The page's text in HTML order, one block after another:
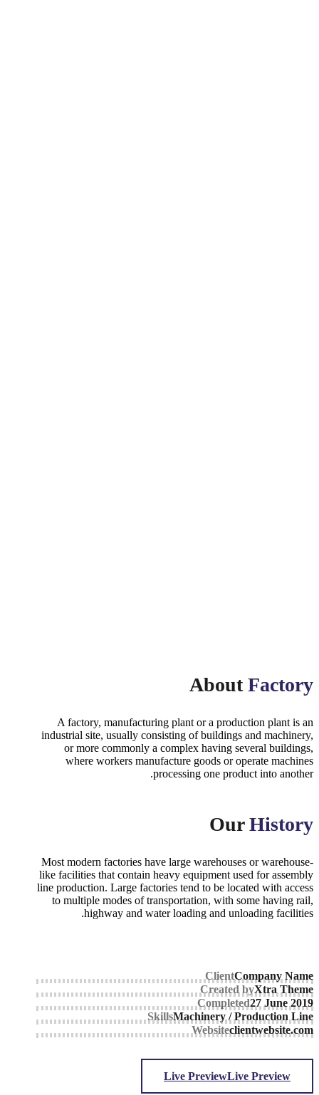
AboutFactory
A factory, manufacturing plant or a production plant is an
industrial site, usually consisting of buildings and machinery,
or more commonly a complex having several buildings,
where workers manufacture goods or operate machines
processing one product into another.
OurHistory
Most modern factories have large warehouses or warehouse-
like facilities that contain heavy equipment used for assembly
line production. Large factories tend to be located with access
to multiple modes of transportation, with some having rail,
highway and water loading and unloading facilities.
ClientCompany Name
Created byXtra Theme
Completed27 June 2019
SkillsMachinery / Production Line
Websiteclientwebsite.com
Live PreviewLive Preview